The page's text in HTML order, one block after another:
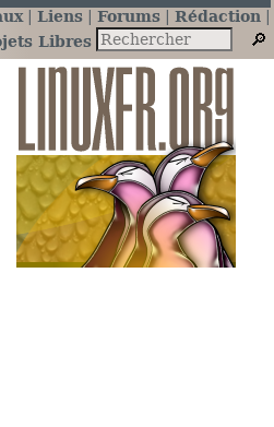
Liens Forums
Rédaction
Libres